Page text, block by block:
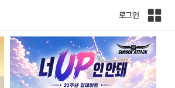
로그인
인
전
사
이
트